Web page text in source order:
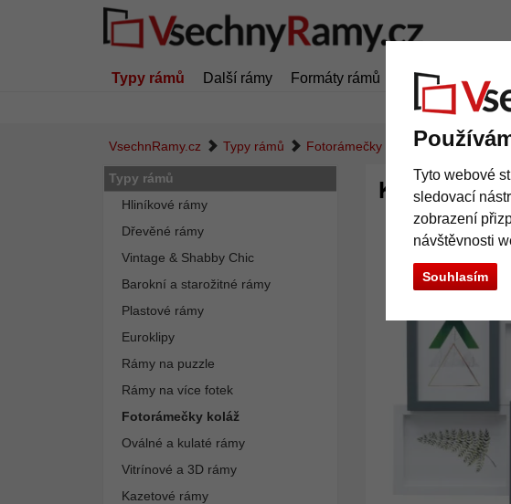
Tyto webové
sledovací
zobrazení
návštěvnosti
Souhlasím
Typy rámů Další rámy Formáty rámů Značky Rámy
VsechnRamy.cz Typy rámů Fotorámečky koláž Kolážový
Typy rámů
Hliníkové rámy
Dřevěné rámy
Vintage & Shabby Chic
Barokní a starožitné rámy
Plastové rámy
Euroklipy
Rámy na puzzle
Rámy na více fotek
Fotorámečky koláž
Oválné a kulaté rámy
Vitrínové a 3D rámy
Kazetové rámy
Kolážový